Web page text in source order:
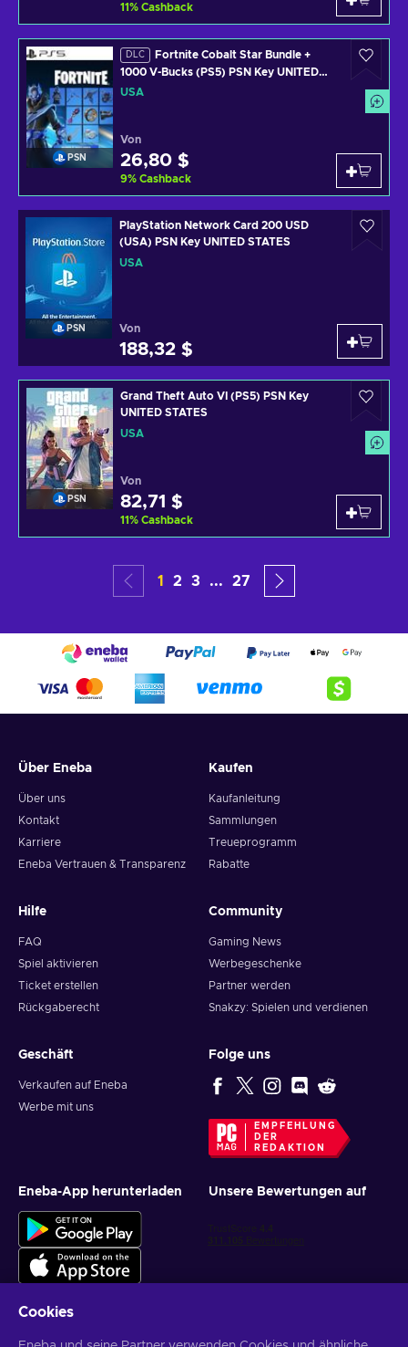
11% Cashback
PSN
DLC
Fortnite Cobalt Star Bundle +
1000 V-Bucks (PS5) PSN Key UNITED
STATES
USA
Von
26,80 $
9% Cashback
PSN
PlayStation Network Card 200 USD
(USA) PSN Key UNITED STATES
USA
Von
188,32 $
PSN
Grand Theft Auto VI (PS5) PSN Key
UNITED STATES
USA
Von
82,71 $
11% Cashback
1 2 3 ... 27
Über Eneba
Über uns
Kontakt
Karriere
Eneba Vertrauen & Transparenz
Kaufen
Kaufanleitung
Sammlungen
Treueprogramm
Rabatte
Hilfe
FAQ
Spiel aktivieren
Ticket erstellen
Rückgaberecht
Community
Gaming News
Werbegeschenke
Partner werden
Snakzy: Spielen und verdienen
Geschäft
Verkaufen auf Eneba
Werbe mit uns
Folge uns
EMPFEHLUNG
DER
REDAKTION
Eneba-App herunterladen Unsere Bewertungen auf
Cookies